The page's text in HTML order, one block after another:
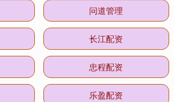
问道管理
长江配资
忠程配资
乐盈配资